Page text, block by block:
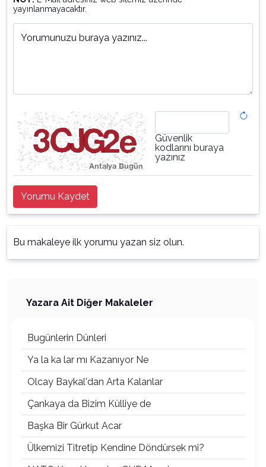
yayınlanmayacaktır.
Yorumunuzu buraya yazınız...
Güvenlik
kodlarını buraya
yazınız
Yorumu Kaydet
Bu makaleye ilk yorumu yazan siz olun.
Yazara Ait Diğer Makaleler
Bugünlerin Dünleri
Ya la ka lar mı Kazanıyor Ne
Olcay Baykal'dan Arta Kalanlar
Çankaya da Bizim Külliye de
Başka Bir Gürkut Acar
Ülkemizi Titretip Kendine Döndürsek mi?